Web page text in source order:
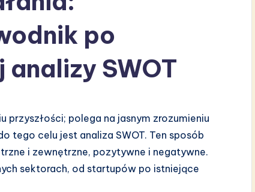
po
SWOT
przyszłości; polega na jasnym zrozumieniu
tego celu jest analiza SWOT. Ten sposób
i zewnętrzne, pozytywne i negatywne.
sektorach, od startupów po istniejące